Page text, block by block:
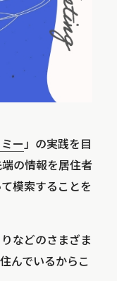
ー」の実践を目
の情報を居住者
模索することを
などのさまざま
んでいるからこ